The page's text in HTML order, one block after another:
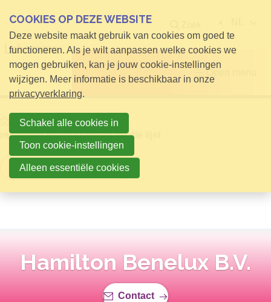
Open menu
HomeInfo voor Bezoekers
relatielijst detail publieke relatie lijst
Terug naar overzicht
Hamilton Benelux B.V.
Contact
COOKIES OP DEZE WEBSITE
Deze website maakt gebruik van cookies om goed te
functioneren. Als je wilt aanpassen welke cookies we
mogen gebruiken, kan je jouw cookie-instellingen
wijzigen. Meer informatie is beschikbaar in onze
privacyverklaring.
Schakel alle cookies in
Toon cookie-instellingen
Alleen essentiële cookies